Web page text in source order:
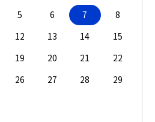
5 6 7
8
12 13 14
15
19 20 21
22
26 27 28
29